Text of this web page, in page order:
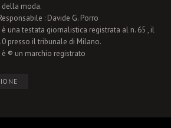
della moda.
: Davide G. Porro
è una testata giornalistica registrata al n. 65 , il
presso il tribunale di Milano.
è ® un marchio registrato